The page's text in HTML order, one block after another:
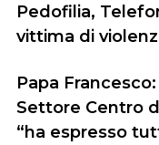
Pedofilia,
vittima di
Papa
Settore Centro
“ha espresso